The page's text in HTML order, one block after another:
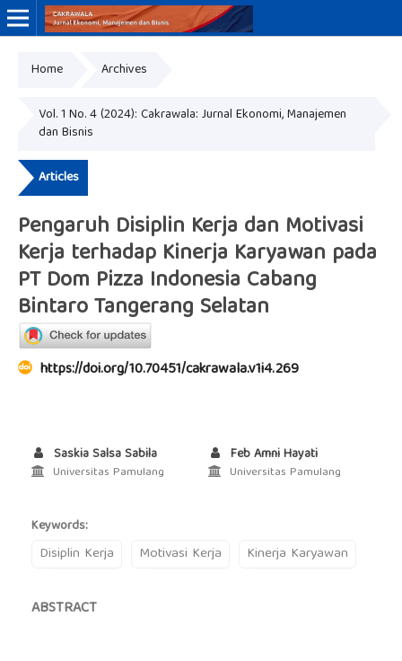
Home Archives
Vol. 1 No. 4 (2024): Cakrawala: Jurnal Ekonomi, Manajemen
dan Bisnis
Articles
Pengaruh Disiplin Kerja dan Motivasi
Kerja terhadap Kinerja Karyawan pada
PT Dom Pizza Indonesia Cabang
Bintaro Tangerang Selatan
https://doi.org/10.70451/cakrawala.v1i4.269
Saskia Salsa Sabila
Universitas Pamulang
Feb Amni Hayati
Universitas Pamulang
Keywords:
Disiplin Kerja Motivasi Kerja Kinerja Karyawan
ABSTRACT